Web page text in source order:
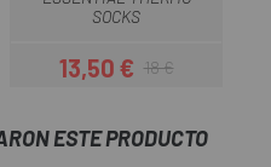
SOCKS
Precio
13,50 €Precio regular
18 €
ESTE PRODUCTO